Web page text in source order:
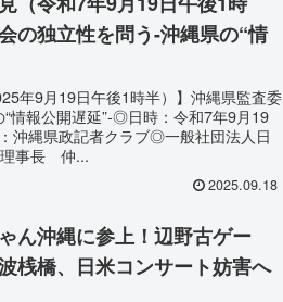
の独立性を問う-沖縄県の“情
年9月19日午後1時半）】沖縄県監査委
情報公開遅延”-◎日時：令和7年9月19
沖縄県政記者クラブ◎一般社団法人日
事長 仲...
2025.09.18
ん沖縄に参上！辺野古ゲー
桟橋、日米コンサート妨害へ